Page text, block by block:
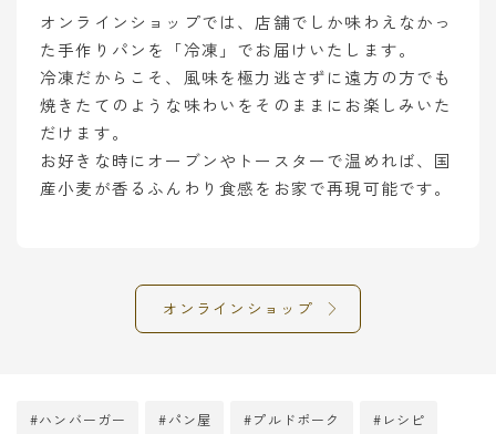
オンラインショップでは、店舗でしか味わえなかっ
た手作りパンを「冷凍」でお届けいたします。
冷凍だからこそ、風味を極力逃さずに遠方の方でも
焼きたてのような味わいをそのままにお楽しみいた
だけます。
お好きな時にオーブンやトースターで温めれば、国
産小麦が香るふんわり食感をお家で再現可能です。
オンラインショップ
#ハンバーガー #パン屋 #プルドポーク #レシピ